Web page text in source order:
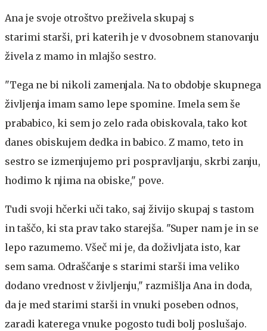
Ana je svoje otroštvo preživela skupaj s
starimi starši, pri katerih je v dvosobnem stanovanju
živela z mamo in mlajšo sestro.
"Tega ne bi nikoli zamenjala. Na to obdobje skupnega
življenja imam samo lepe spomine. Imela sem še
prababico, ki sem jo zelo rada obiskovala, tako kot
danes obiskujem dedka in babico. Z mamo, teto in
sestro se izmenjujemo pri pospravljanju, skrbi zanju,
hodimo k njima na obiske," pove.
Tudi svoji hčerki uči tako, saj živijo skupaj s tastom
in taščo, ki sta prav tako starejša. "Super nam je in se
lepo razumemo. Všeč mi je, da doživljata isto, kar
sem sama. Odraščanje s starimi starši ima veliko
dodano vrednost v življenju," razmišlja Ana in doda,
da je med starimi starši in vnuki poseben odnos,
zaradi katerega vnuke pogosto tudi bolj poslušajo.